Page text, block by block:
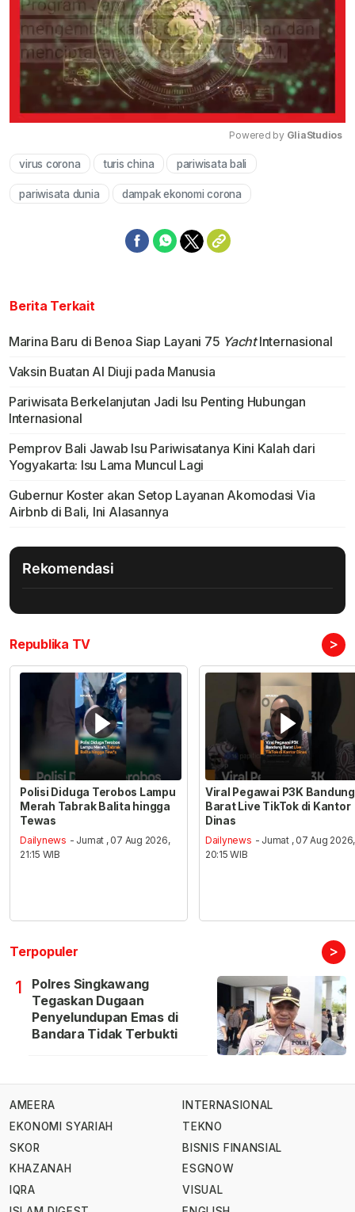
Powered by GliaStudios
virus corona turis china pariwisata bali
pariwisata dunia dampak ekonomi corona
Berita Terkait
Marina Baru di Benoa Siap Layani 75 YachtInternasional
Vaksin Buatan Al Diuji pada Manusia
Pariwisata Berkelanjutan Jadi Isu Penting Hubungan
Internasional
Pemprov Bali Jawab Isu Pariwisatanya Kini Kalah dari
Yogyakarta: Isu Lama Muncul Lagi
Gubernur Koster akan Setop Layanan Akomodasi Via
Airbnb di Bali, Ini Alasannya
Rekomendasi
Republika TV >
Polisi Diduga Terobos Lampu
Merah Tabrak Balita hingga
Tewas
Dailynews - Jumat , 07 Aug 2026,
21:15 WIB
Viral Pegawai P3K Bandung
Barat Live TikTok di Kantor
Dinas
Dailynews - Jumat , 07 Aug 2026,
20:15 WIB
Terpopuler >
1
Polres Singkawang
Tegaskan Dugaan
Penyelundupan Emas di
Bandara Tidak Terbukti
AMEERA
EKONOMI SYARIAH
SKOR
KHAZANAH
IQRA
INTERNASIONAL
TEKNO
BISNIS FINANSIAL
ESGNOW
VISUAL